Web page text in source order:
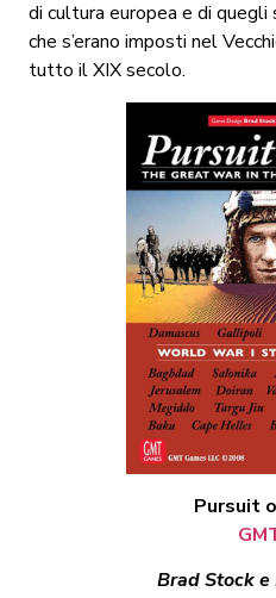
di cultura europea e di
che s’erano imposti nel
tutto il XIX secolo.
Pursuit
Brad Stock